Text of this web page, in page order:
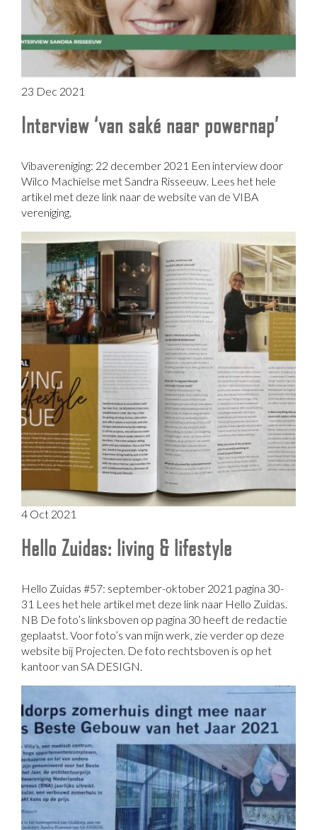
23 Dec 2021
Interview ‘van saké naar powernap’
Vibavereniging: 22 december 2021 Een interview door
Wilco Machielse met Sandra Risseeuw. Lees het hele
artikel met deze link naar de website van de VIBA
vereniging.
4 Oct 2021
Hello Zuidas: living & lifestyle
Hello Zuidas #57: september-oktober 2021 pagina 30-
31 Lees het hele artikel met deze link naar Hello Zuidas.
NB De foto’s linksboven op pagina 30 heeft de redactie
geplaatst. Voor foto’s van mijn werk, zie verder op deze
website bij Projecten. De foto rechtsboven is op het
kantoor van SA DESIGN.